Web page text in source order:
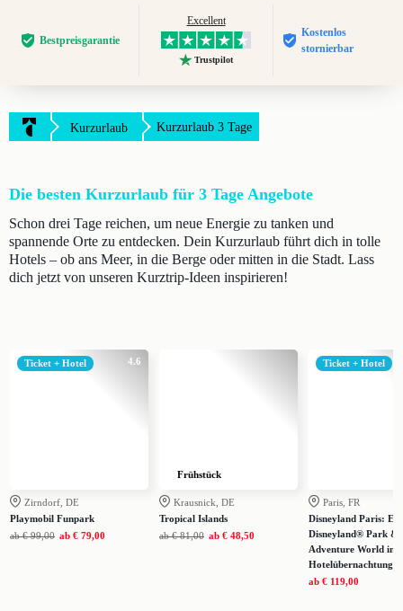
Bestpreis­garantie
Excellent
Trustpilot
Kostenlos
stornierbar
Kurzurlaub Kurzurlaub 3 Tage
Die besten Kurzurlaub für 3 Tage Angebote
Schon drei Tage reichen, um neue Energie zu tanken und
spannende Orte zu entdecken. Dein Kurzurlaub führt dich in tolle
Hotels – ob ans Meer, in die Berge oder mitten in die Stadt. Lass
dich jetzt von unseren Kurztrip-Ideen inspirieren!
4.6
Ticket + Hotel
Zirndorf, DE
Playmobil Funpark
ab € 99,00 ab € 79,00
Frühstück
Krausnick, DE
Tropical Islands
ab € 81,00 ab € 48,50
Ticket + Hotel
Paris, FR
Disneyland Paris:
Disneyland® Park &
Adventure World
Hotelübernachtung
ab € 119,00